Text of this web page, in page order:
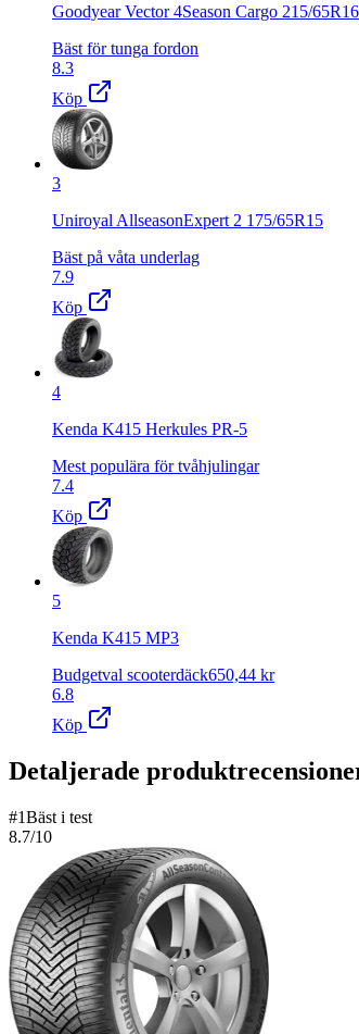
Goodyear Vector 4Season Cargo 215/65R16
Bäst för tunga fordon
8.3
Köp
3
Uniroyal AllseasonExpert 2 175/65R15
Bäst på våta underlag
7.9
Köp
4
Kenda K415 Herkules PR-5
Mest populära för tvåhjulingar
7.4
Köp
5
Kenda K415 MP3
Budgetval scooterdäck650,44 kr
6.8
Köp
Detaljerade
#1Bäst i test
8.7/10